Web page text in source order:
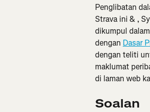
Penglibatan
Strava ini & ,
dikumpul
dengan Dasar
dengan teliti
maklumat
di laman web
Soalan